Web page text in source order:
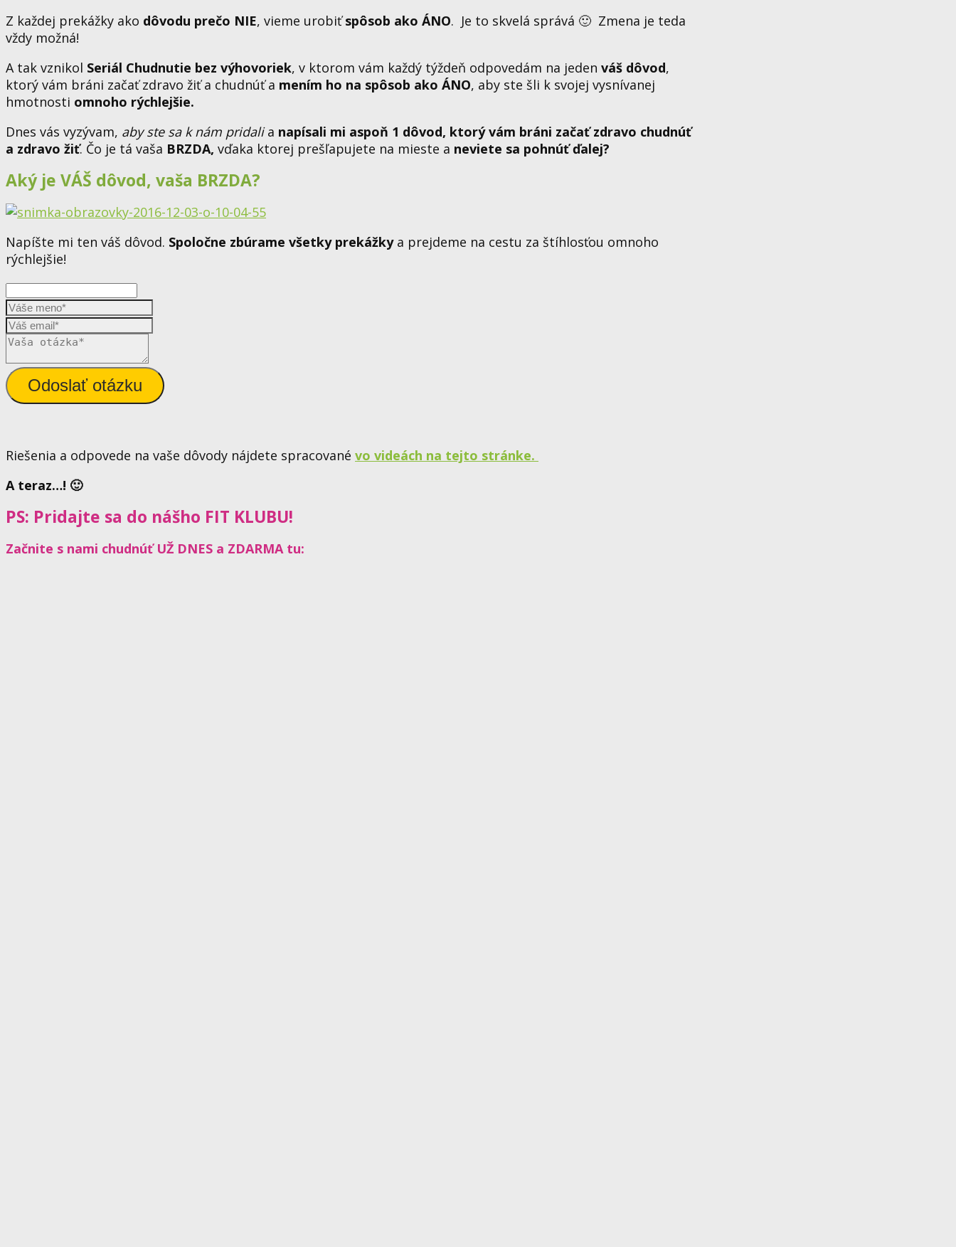
Z každej prekážky ako dôvodu prečo NIE, vieme urobiťspôsob ako ÁNO. Je to skvelá správá 🙂 Zmena je teda
vždy možná!
A tak vznikol Seriál Chudnutie bez výhovoriek, v ktorom vám každý týždeň odpovedám na jeden váš dôvod,
ktorý vám bráni začať zdravo žiť a chudnúť a mením ho na spôsob ako ÁNO, aby ste šli k svojej vysnívanej
hmotnosti omnoho rýchlejšie.
Dnes vás vyzývam, aby ste sa k nám pridalia napísali mi aspoň 1 dôvod, ktorý vám bráni začať zdravo chudnúť
a zdravo žiť. Čo je tá vaša BRZDA, vďaka ktorej prešľapujete na mieste a neviete sa pohnúť ďalej?
Aký je VÁŠ dôvod, vaša BRZDA?
Napíšte mi ten váš dôvod. Spoločne zbúrame všetky prekážkya prejdeme na cestu za štíhlosťou omnoho
rýchlejšie!
Odoslať otázku
Riešenia a odpovede na vaše dôvody nájdete spracované vo videách na tejto stránke.
A teraz…! 🙂
PS: Pridajte sa do nášho FIT KLUBU!
Začnite s nami chudnúť UŽ DNES a ZDARMA tu: